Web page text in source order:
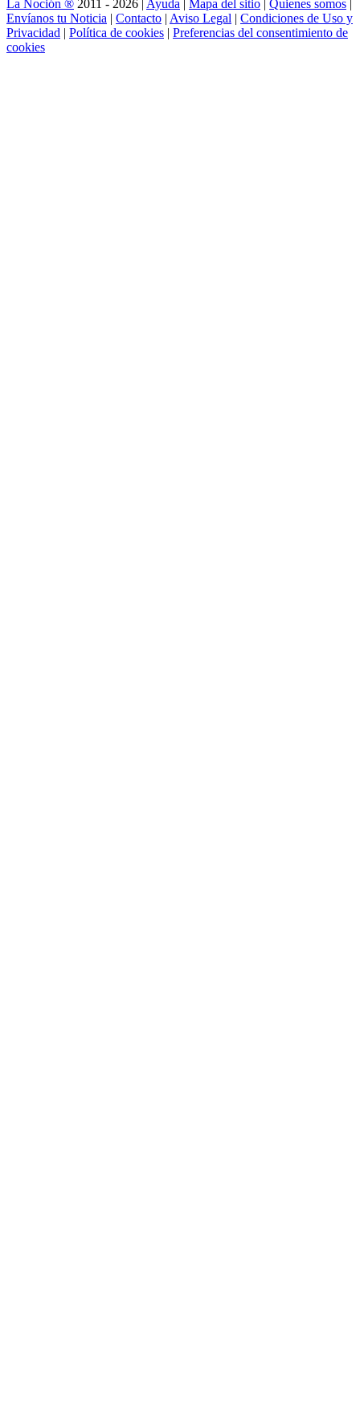
La Noción ® 2011 - 2026 | Ayuda | Mapa del sitio | Quienes somos |
Envíanos tu Noticia | Contacto | Aviso Legal | Condiciones de Uso y
Privacidad | Política de cookies | Preferencias del consentimiento de
cookies